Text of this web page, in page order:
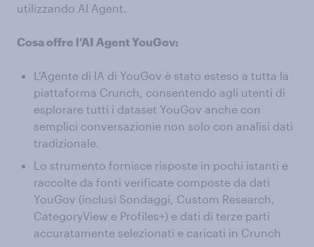
utilizzando AI Agent.
Cosa offre l’AI Agent YouGov:
L’Agente di IA di YouGov è stato esteso a tutta la
piattaforma Crunch, consentendo agli utenti di
esplorare tutti i dataset YouGov anche con
semplici conversazionie non solo con analisi dati
tradizionale.
Lo strumento fornisce risposte in pochi istanti e
raccolte da fonti verificate composte da dati
YouGov (inclusi Sondaggi, Custom Research,
CategoryView e Profiles+) e dati di terze parti
accuratamente selezionati e caricati in Crunch